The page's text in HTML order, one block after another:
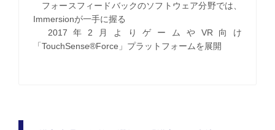
フォースフィードバックのソフトウェア分野では、
Immersionが一手に握る
2017年2月よりゲームやVR向け
「TouchSense®Force」プラットフォームを展開